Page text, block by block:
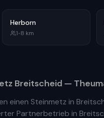
Herborn
1•8 km
Breitscheid —
einen Steinmetz in
Partnerbetrieb in